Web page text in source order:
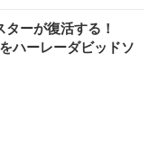
ターが復活する！
ハーレーダビッドソ